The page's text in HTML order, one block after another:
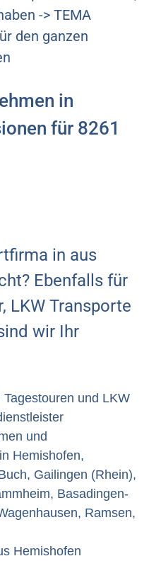
-> TEMA
den ganzen
in
für 8261
in aus
Ebenfalls für
LKW Transporte
wir Ihr
und LKW
und
Hemishofen,
Gailingen (Rhein),
Basadingen-
Ramsen,
Hemishofen